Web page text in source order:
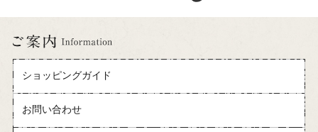
ショッピングガイド
お問い合わせ